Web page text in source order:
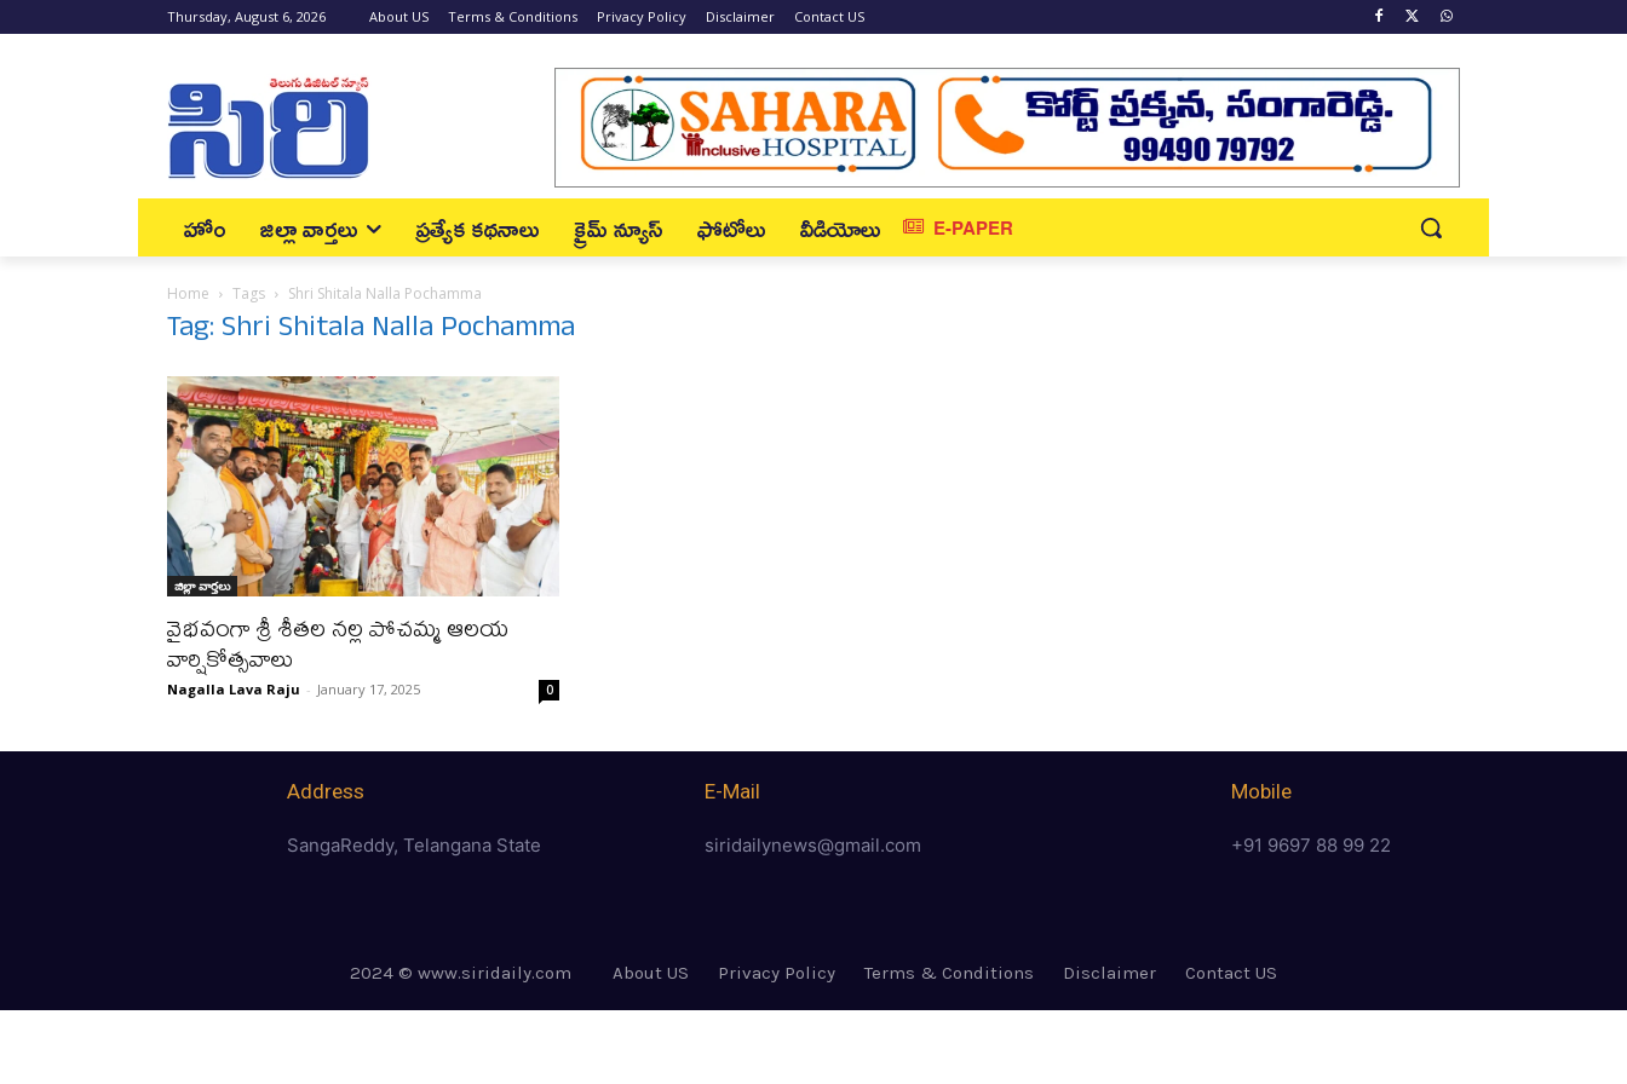
Thursday, August 6, 2026 About US Terms & Conditions Privacy Policy Disclaimer Contact US
హోం జిల్లా వార్త‌లు ప్రత్యేక కథనాలు క్రైమ్ న్యూస్‌ ఫోటోలు వీడియోలు E-PAPER
Home Tags Shri Shitala Nalla Pochamma
Tag: Shri Shitala Nalla Pochamma
జిల్లా వార్త‌లు
వైభ‌వంగా శ్రీ శీతల నల్ల పోచమ్మ ఆల‌య
వార్షికోత్సవాలు
Nagalla Lava Raju - January 17, 2025 0
Address
SangaReddy, Telangana State
E-Mail
siridailynews@gmail.com
Mobile
+91 9697 88 99 22
2024 © www.siridaily.com About US Privacy Policy Terms & Conditions Disclaimer Contact US